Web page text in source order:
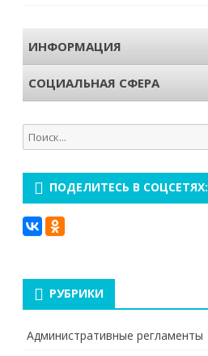
ИНФОРМАЦИЯ
СОЦИАЛЬНАЯ СФЕРА
Поиск
для:
ПОДЕЛИТЕСЬ В СОЦСЕТЯХ:
РУБРИКИ
Административные регламенты